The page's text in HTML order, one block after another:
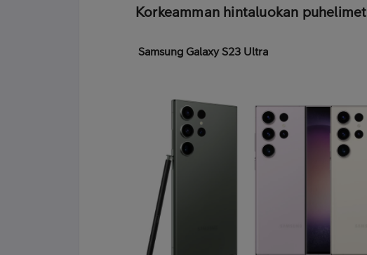
Korkeamman hintaluokan puhelimet
Samsung Galaxy S23 Ultra